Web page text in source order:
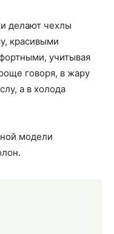
делают чехлы
красивыми
учитывая
говоря, в жару
а в холода
модели